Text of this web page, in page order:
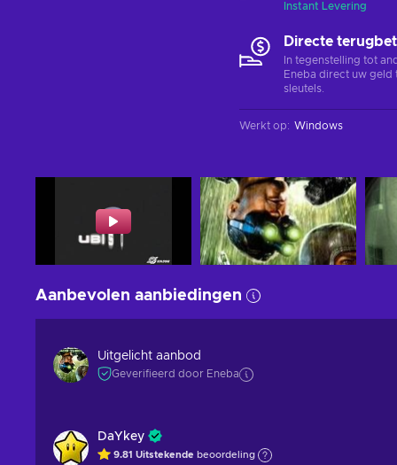
Instant Levering
Directe
In tegenstelling tot
Eneba direct uw
sleutels.
Werkt op: Windows
Aanbevolen aanbiedingen
Uitgelicht aanbod
Geverifieerd door Eneba
DaYkey
9.81 Uitstekende beoordeling